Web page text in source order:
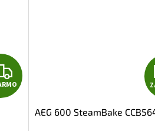
Z
A
AEG 600 SteamBake